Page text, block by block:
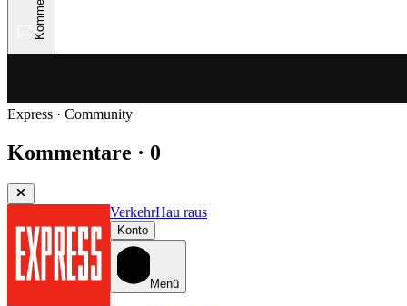
Express · Community
Kommentare · 0
VerkehrHau raus
Konto
Menü